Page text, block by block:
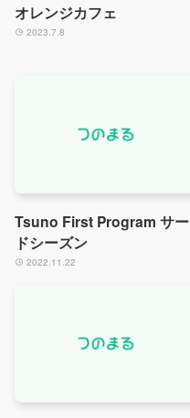
オレンジカフェ
2023.7.8
Tsuno First Program サー
ドシーズン
2022.11.22